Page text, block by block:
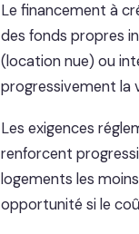
Le financement à
des fonds propres
(location nue) ou
progressivement la
Les exigences
renforcent
logements les
opportunité si le